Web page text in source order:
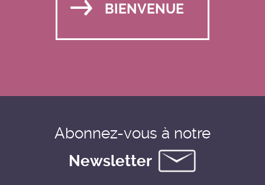
BIENVENUE
Abonnez-vous à notre
Newsletter